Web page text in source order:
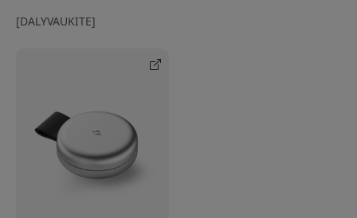
[DALYVAUKITE]